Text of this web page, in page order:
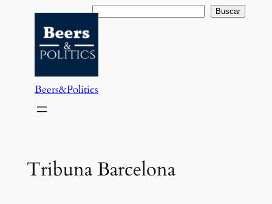
contenido
Buscar Buscar
Beers&Politics
Tribuna Barcelona